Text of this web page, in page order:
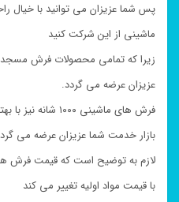
پس شما عزیزان می توانید با خیال
ماشینی از این شرکت کنید
زیرا که تمامی محصولات فرش
عزیزان عرضه می گردد.
فرش های ماشینی
بازار خدمت شما عزیزان عرضه می
با قیمت مواد اولیه تغییر می کند